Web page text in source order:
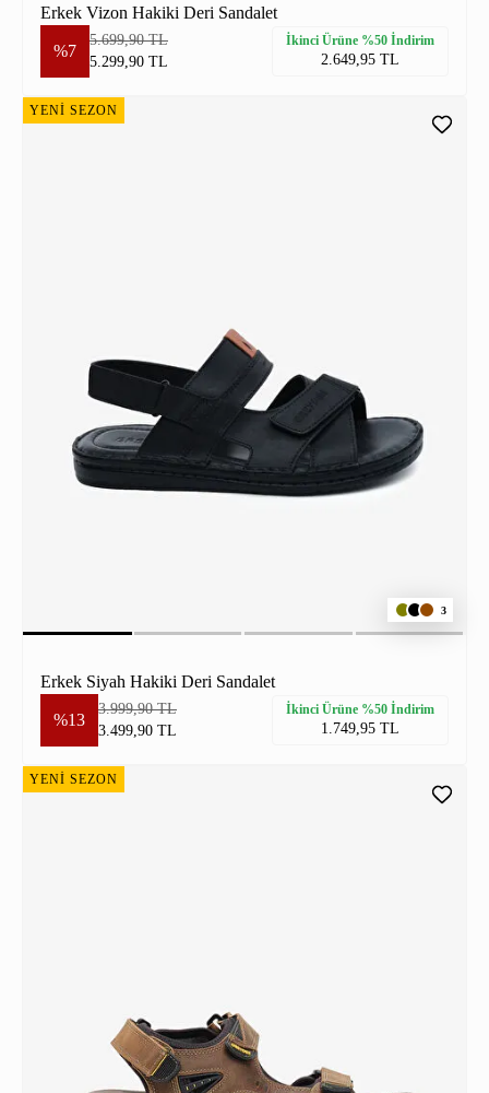
Erkek Vizon Hakiki Deri Sandalet
%7
5.699,90 TL
5.299,90 TL
İkinci Ürüne %50 İndirim
2.649,95 TL
YENİ SEZON
3
Erkek Siyah Hakiki Deri Sandalet
%13
3.999,90 TL
3.499,90 TL
İkinci Ürüne %50 İndirim
1.749,95 TL
YENİ SEZON